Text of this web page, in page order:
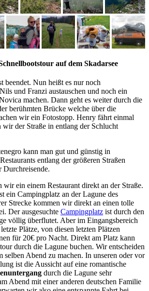
auf dem Skadarsee
beendet. Nun heißt es nur noch
und Franzi austauschen und noch ein
machen. Dann geht es weiter durch die
berühmten Brücke welche über die
wir ein Fotostopp. Henry fährt einmal
wir der Straße in entlang der Schlucht
kann man gut und günstig in
entlang der größeren Straßen
Durchreisende.
wir ein einem Restaurant direkt an der Straße.
ein Campingplatz an der Lagune des
Strecke kommen wir direkt an einen tolle
Der ausgesuchte Campingplatz ist durch den
völlig überflutet. Aber im Eingangsbereich
Plätze, von diesen letzten Plätzen
für 20€ pro Nacht. Direkt am Platz kann
durch die Lagune buchen. Wir entscheiden
selben Abend zu machen. In unseren oder vor
ist die Aussicht auf eine romantische
durch die Lagune sehr
Abend mit einer anderen deutschen Familie